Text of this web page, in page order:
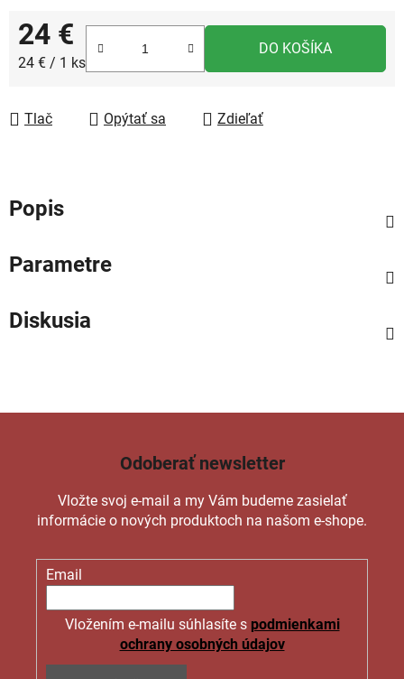
24 €
Jednotková cena:
24 € / 1 ks
DO KOŠÍKA
Tlač Opýtať sa Zdieľať
Popis
Parametre
Diskusia
Odoberať newsletter
Vložte svoj e-mail a my Vám budeme zasielať
informácie o nových produktoch na našom e-shope.
Email
Vložením e-mailu súhlasíte s podmienkami
ochrany osobných údajov